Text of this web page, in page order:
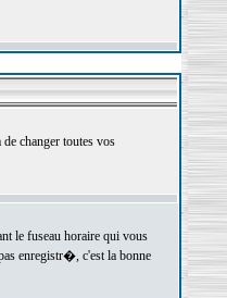
changer toutes vos
le fuseau horaire qui vous
enregistr�, c'est la bonne